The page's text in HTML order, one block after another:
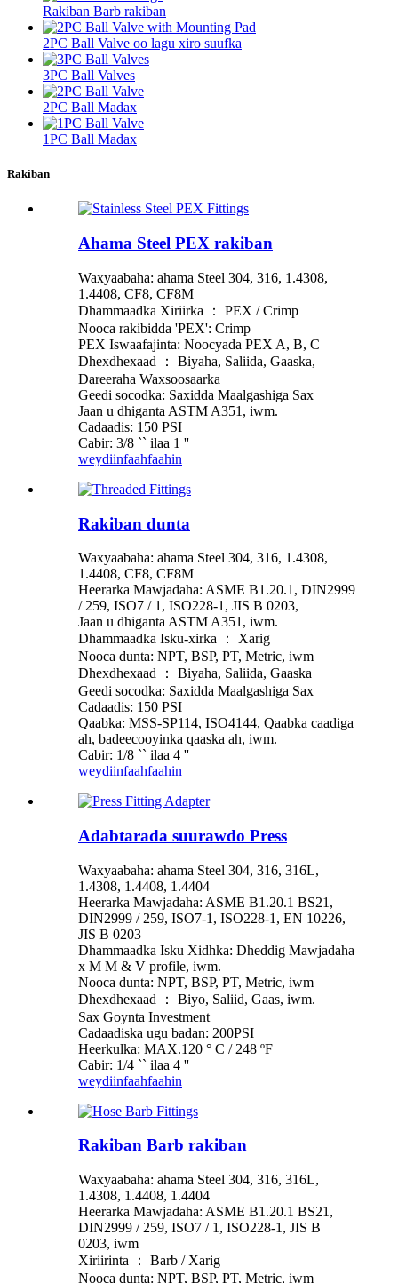
Rakiban Barb rakiban
2PC Ball Valve oo lagu xiro suufka
3PC Ball Valves
2PC Ball Madax
1PC Ball Madax
Rakiban
Ahama Steel PEX rakiban
Waxyaabaha: ahama Steel 304, 316, 1.4308,
1.4408, CF8, CF8M
Dhammaadka Xiriirka ： PEX / Crimp
Nooca rakibidda 'PEX': Crimp
PEX Iswaafajinta: Noocyada PEX A, B, C
Dhexdhexaad ： Biyaha, Saliida, Gaaska,
Dareeraha Waxsoosaarka
Geedi socodka: Saxidda Maalgashiga Sax
Jaan u dhiganta ASTM A351, iwm.
Cadaadis: 150 PSI
Cabir: 3/8 `` ilaa 1 ''
weydiinfaahfaahin
Rakiban dunta
Waxyaabaha: ahama Steel 304, 316, 1.4308,
1.4408, CF8, CF8M
Heerarka Mawjadaha: ASME B1.20.1, DIN2999
/ 259, ISO7 / 1, ISO228-1, JIS B 0203,
Jaan u dhiganta ASTM A351, iwm.
Dhammaadka Isku-xirka ： Xarig
Nooca dunta: NPT, BSP, PT, Metric, iwm
Dhexdhexaad ： Biyaha, Saliida, Gaaska
Geedi socodka: Saxidda Maalgashiga Sax
Cadaadis: 150 PSI
Qaabka: MSS-SP114, ISO4144, Qaabka caadiga
ah, badeecooyinka qaaska ah, iwm.
Cabir: 1/8 `` ilaa 4 ''
weydiinfaahfaahin
Adabtarada suurawdo Press
Waxyaabaha: ahama Steel 304, 316, 316L,
1.4308, 1.4408, 1.4404
Heerarka Mawjadaha: ASME B1.20.1 BS21,
DIN2999 / 259, ISO7-1, ISO228-1, EN 10226,
JIS B 0203
Dhammaadka Isku Xidhka: Dheddig Mawjadaha
x M M & V profile, iwm.
Nooca dunta: NPT, BSP, PT, Metric, iwm
Dhexdhexaad ： Biyo, Saliid, Gaas, iwm.
Sax Goynta Investment
Cadaadiska ugu badan: 200PSI
Heerkulka: MAX.120 ° C / 248 ºF
Cabir: 1/4 `` ilaa 4 ''
weydiinfaahfaahin
Rakiban Barb rakiban
Waxyaabaha: ahama Steel 304, 316, 316L,
1.4308, 1.4408, 1.4404
Heerarka Mawjadaha: ASME B1.20.1 BS21,
DIN2999 / 259, ISO7 / 1, ISO228-1, JIS B
0203, iwm
Xiriirinta ： Barb / Xarig
Nooca dunta: NPT, BSP, PT, Metric, iwm